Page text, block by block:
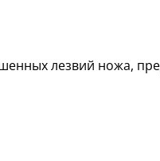
лезвий ножа,